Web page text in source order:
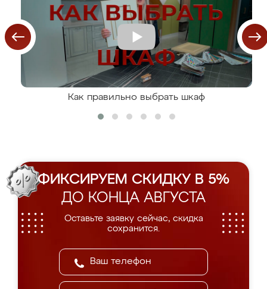
Как правильно выбрать шкаф
ФИКСИРУЕМ СКИДКУ В 5%
ДО КОНЦА АВГУСТА
Оставьте заявку сейчас, скидка
сохранится.